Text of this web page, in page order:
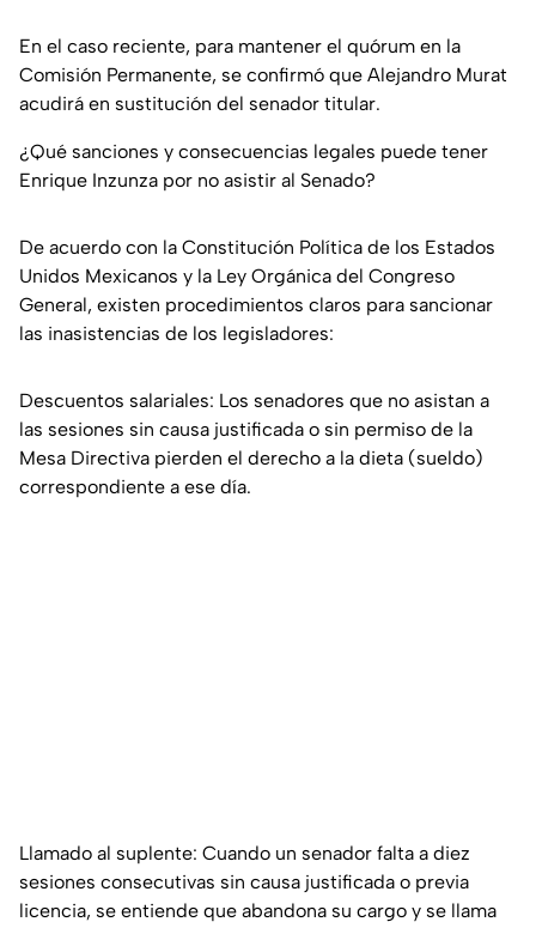
En el caso reciente, para mantener el quórum en la
Comisión Permanente, se confirmó que Alejandro Murat
acudirá en sustitución del senador titular.
¿Qué sanciones y consecuencias legales puede tener
Enrique Inzunza por no asistir al Senado?
De acuerdo con la Constitución Política de los Estados
Unidos Mexicanos y la Ley Orgánica del Congreso
General, existen procedimientos claros para sancionar
las inasistencias de los legisladores:
Descuentos salariales: Los senadores que no asistan a
las sesiones sin causa justificada o sin permiso de la
Mesa Directiva pierden el derecho a la dieta (sueldo)
correspondiente a ese día.
Llamado al suplente: Cuando un senador falta a diez
sesiones consecutivas sin causa justificada o previa
licencia, se entiende que abandona su cargo y se llama